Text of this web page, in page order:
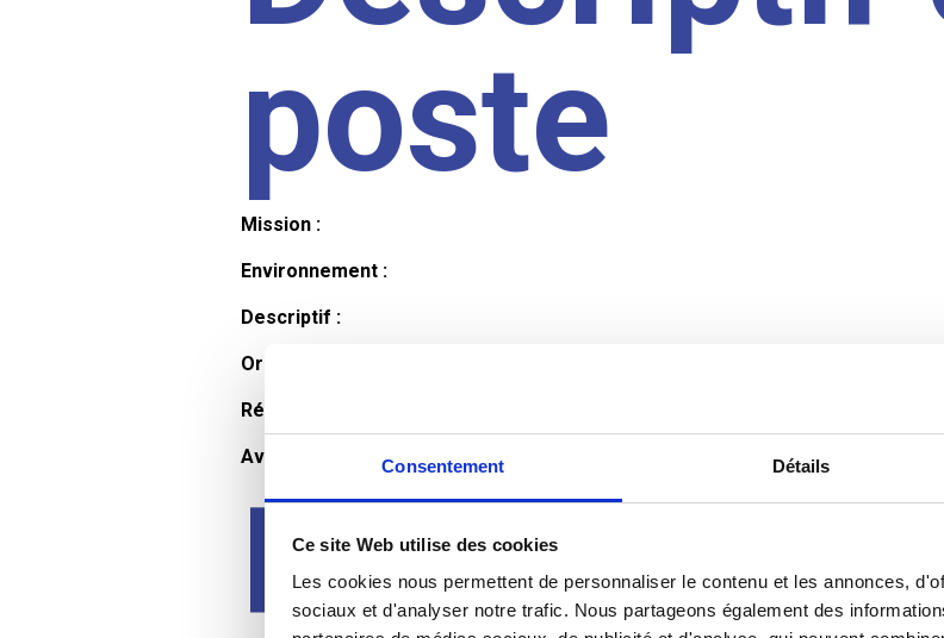
Consentement Détails
Ce site Web utilise des cookies
Les cookies nous permettent de personnaliser le contenu et les annonces,
sociaux et d'analyser notre trafic. Nous partageons également des
poste
Mission :
Environnement :
Descriptif :
Organisation et horaires :
Rémunération :
Avantages :
Profil du